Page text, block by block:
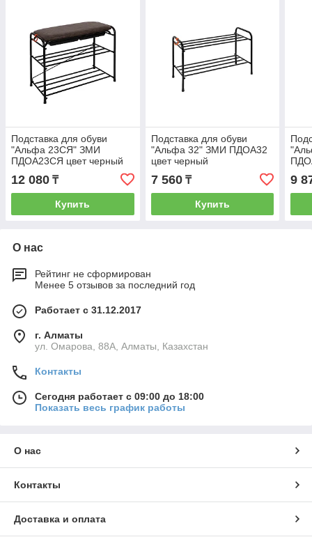
Подставка для обуви
"Альфа 23СЯ" ЗМИ
ПДОА23СЯ цвет черный
12 080 ₸
Купить
Подставка для обуви
"Альфа 32" ЗМИ ПДОА32
цвет черный
7 560₸
Купить
9
О нас
Рейтинг не сформирован
Менее 5 отзывов за последний год
Работает с 31.12.2017
г. Алматы
ул. Омарова, 88А, Алматы, Казахстан
Контакты
Сегодня работает с 09:00 до 18:00
Показать весь график работы
О нас
Контакты
Доставка и оплата